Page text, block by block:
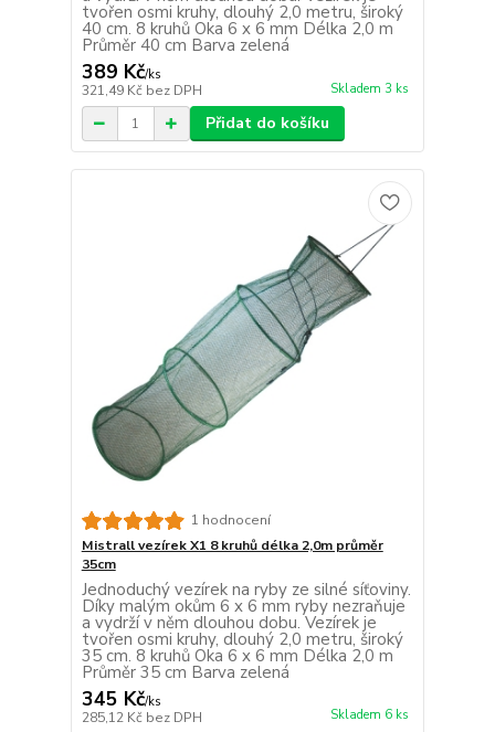
tvořen osmi kruhy, dlouhý 2,0 metru, široký
40 cm. 8 kruhů Oka 6 x 6 mm Délka 2,0 m
Průměr 40 cm Barva zelená
389 Kč/ks
321,49 Kč bez DPH Skladem 3 ks
Přidat do košíku
1 hodnocení
Mistrall vezírek X1 8 kruhů délka 2,0m průměr
35cm
Jednoduchý vezírek na ryby ze silné síťoviny.
Díky malým okům 6 x 6 mm ryby nezraňuje
a vydrží v něm dlouhou dobu. Vezírek je
tvořen osmi kruhy, dlouhý 2,0 metru, široký
35 cm. 8 kruhů Oka 6 x 6 mm Délka 2,0 m
Průměr 35 cm Barva zelená
345 Kč/ks
285,12 Kč bez DPH Skladem 6 ks